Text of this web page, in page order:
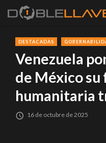
DESTACADAS
Venezuela
de México su
humanitaria
16 de octubre de 2025